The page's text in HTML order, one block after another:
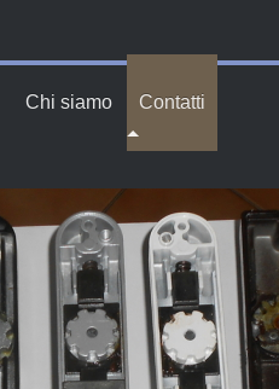
Chi siamo Contatti